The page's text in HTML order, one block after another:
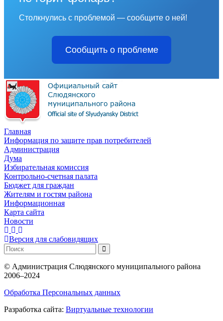
Столкнулись с проблемой — сообщите о ней!
Сообщить о проблеме
Главная
Информация по защите прав потребителей
Администрация
Дума
Избирательная комиссия
Контрольно-счетная палата
Бюджет для граждан
Жителям и гостям района
Информационная
Карта сайта
Новости
Версия для слабовидящих
© Администрация Слюдянского муниципального района
2006–2024
Обработка Персональных данных
Разработка сайта: Виртуальные технологии